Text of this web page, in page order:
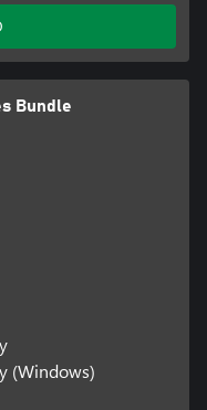
Bundle
(Windows)